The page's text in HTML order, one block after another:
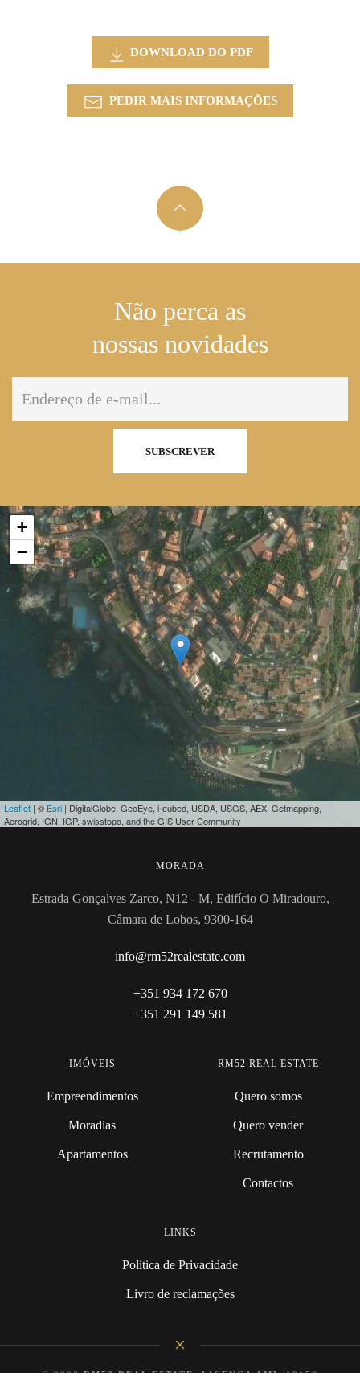
DOWNLOAD DO PDF
PEDIR MAIS INFORMAÇÕES
Não perca as
nossas novidades
SUBSCREVER
+
−
Leaflet | © Esri | DigitalGlobe, GeoEye, i-cubed, USDA, USGS, AEX, Getmapping,
Aerogrid, IGN, IGP, swisstopo, and the GIS User Community
MORADA
Estrada Gonçalves Zarco, N12 - M, Edifício O Miradouro,
Câmara de Lobos, 9300-164
info@rm52realestate.com
+351 934 172 670
+351 291 149 581
IMÓVEIS
Empreendimentos
Moradias
Apartamentos
RM52 REAL ESTATE
Quero somos
Quero vender
Recrutamento
Contactos
LINKS
Política de Privacidade
Livro de reclamações